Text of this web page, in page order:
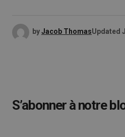
byJacob ThomasUpdated
S’abonner à notre